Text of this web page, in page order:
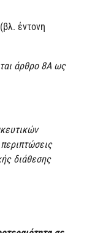
έντονη
άρθρο 8Α ως
διάθεσης